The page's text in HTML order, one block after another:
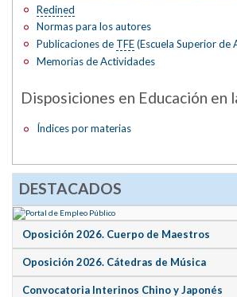
Redined
Normas para los autores
Publicaciones de TFE(Escuela Superior de
Memorias de Actividades
Disposiciones en Educación en
Índices por materias
DESTACADOS
Oposición 2026. Cuerpo de Maestros
Oposición 2026. Cátedras de Música
Convocatoria Interinos Chino y Japonés